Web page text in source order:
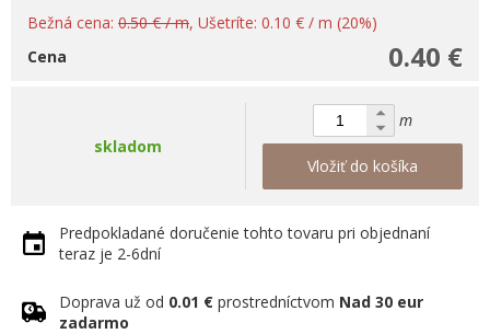
Bežná cena: 0.50 € / m, Ušetríte: 0.10 € / m (20%)
0.40 €
Cena
skladom
m
Vložiť do košíka
Predpokladané doručenie tohto tovaru pri objednaní
teraz je 2-6dní
Doprava už od 0.01 € prostredníctvom Nad 30 eur
zadarmo